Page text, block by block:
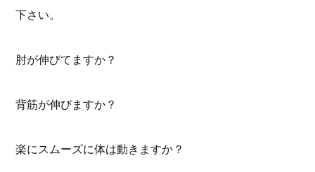
下さい。
肘が伸びてますか？
背筋が伸びますか？
楽にスムーズに体は動きますか？